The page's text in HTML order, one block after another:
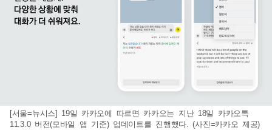
[서울=뉴시스] 19일 카카오에 따르면 카카오는 지난 18일 카카오톡
11.3.0 버전(모바일 앱 기준) 업데이트를 진행했다. (사진=카카오 제공)